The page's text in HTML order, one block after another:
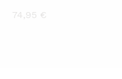
74,95 €